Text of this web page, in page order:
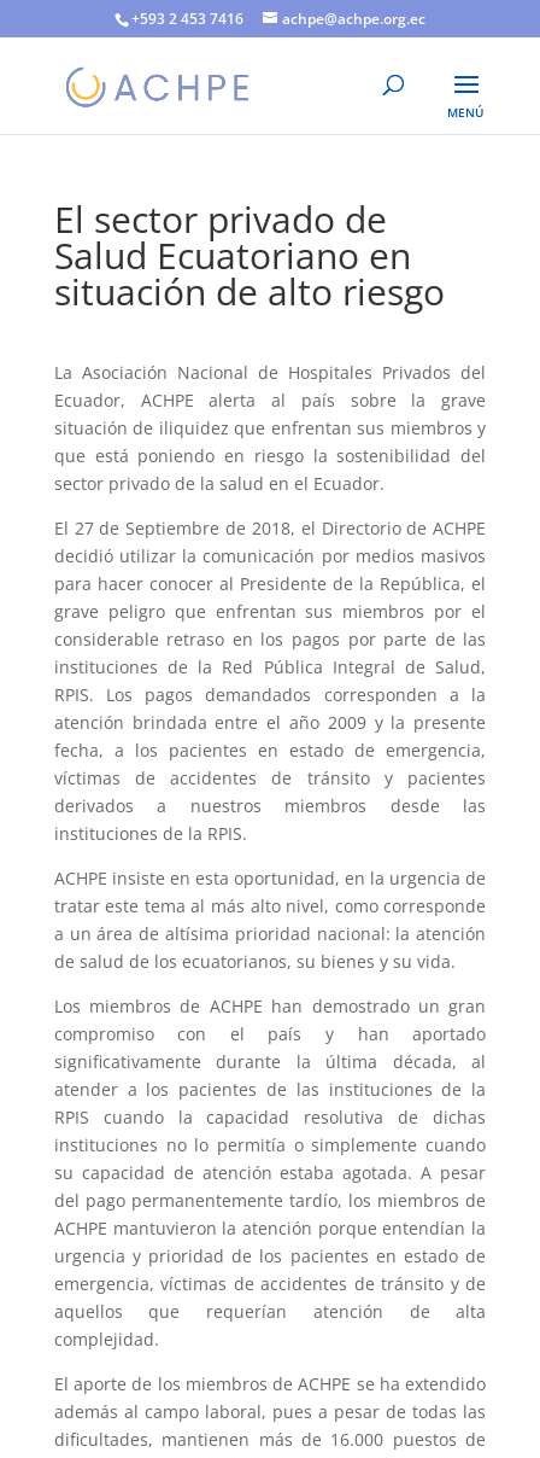
+593 2 453 7416 achpe@achpe.org.ec
El sector privado de
Salud Ecuatoriano en
situación de alto riesgo
La Asociación Nacional de Hospitales Privados del
Ecuador, ACHPE alerta al país sobre la grave
situación de iliquidez que enfrentan sus miembros y
que está poniendo en riesgo la sostenibilidad del
sector privado de la salud en el Ecuador.
El 27 de Septiembre de 2018, el Directorio de ACHPE
decidió utilizar la comunicación por medios masivos
para hacer conocer al Presidente de la República, el
grave peligro que enfrentan sus miembros por el
considerable retraso en los pagos por parte de las
instituciones de la Red Pública Integral de Salud,
RPIS. Los pagos demandados corresponden a la
atención brindada entre el año 2009 y la presente
fecha, a los pacientes en estado de emergencia,
víctimas de accidentes de tránsito y pacientes
derivados a nuestros miembros desde las
instituciones de la RPIS.
ACHPE insiste en esta oportunidad, en la urgencia de
tratar este tema al más alto nivel, como corresponde
a un área de altísima prioridad nacional: la atención
de salud de los ecuatorianos, su bienes y su vida.
Los miembros de ACHPE han demostrado un gran
compromiso con el país y han aportado
significativamente durante la última década, al
atender a los pacientes de las instituciones de la
RPIS cuando la capacidad resolutiva de dichas
instituciones no lo permitía o simplemente cuando
su capacidad de atención estaba agotada. A pesar
del pago permanentemente tardío, los miembros de
ACHPE mantuvieron la atención porque entendían la
urgencia y prioridad de los pacientes en estado de
emergencia, víctimas de accidentes de tránsito y de
aquellos que requerían atención de alta
complejidad.
El aporte de los miembros de ACHPE se ha extendido
además al campo laboral, pues a pesar de todas las
dificultades, mantienen más de 16.000 puestos de